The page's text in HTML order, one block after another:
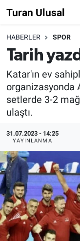
Turan Ulusal
HABERLER SPOR
Tarih
Katar'ın ev
organizasyonda
setlerde 3-2
ulaştı.
31.07.2023 - 14:25
YAYINLANMA